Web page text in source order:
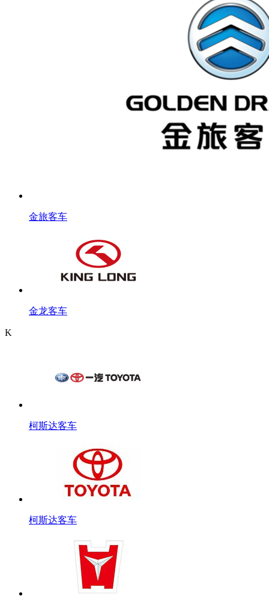
金旅客车
金龙客车
K
柯斯达客车
柯斯达客车